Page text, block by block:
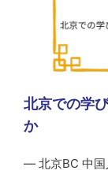
北京での学
か
— 北京BC 中